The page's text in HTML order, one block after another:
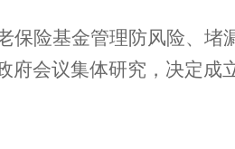
保险基金管理防风险、
会议集体研究，决定